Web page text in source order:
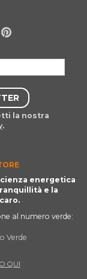
la nostra
.
energetica
e la
al numero verde:
QUI